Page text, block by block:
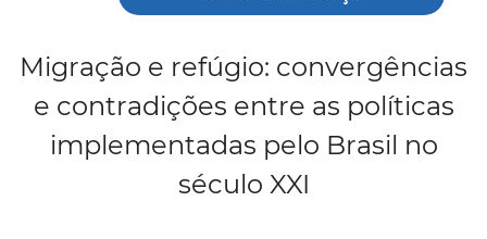
Migração e refúgio: convergências
e contradições entre as políticas
implementadas pelo Brasil no
século XXI